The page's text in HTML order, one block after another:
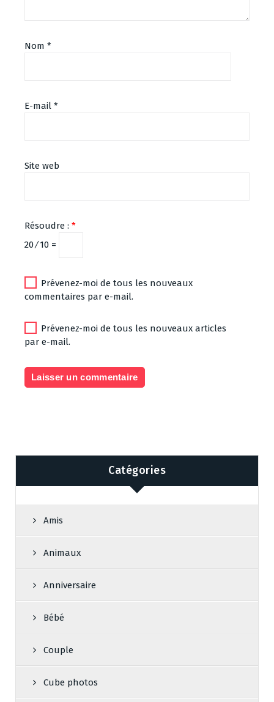
Nom *
E-mail *
Site web
Résoudre : *
20 ⁄ 10 =
Prévenez-moi de tous les nouveaux
commentaires par e-mail.
Prévenez-moi de tous les nouveaux articles
par e-mail.
Catégories
Amis
Animaux
Anniversaire
Bébé
Couple
Cube photos